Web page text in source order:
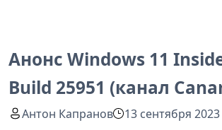
Анонс Windows 11
Build 25951 (канал
Антон Капранов
13 сентября